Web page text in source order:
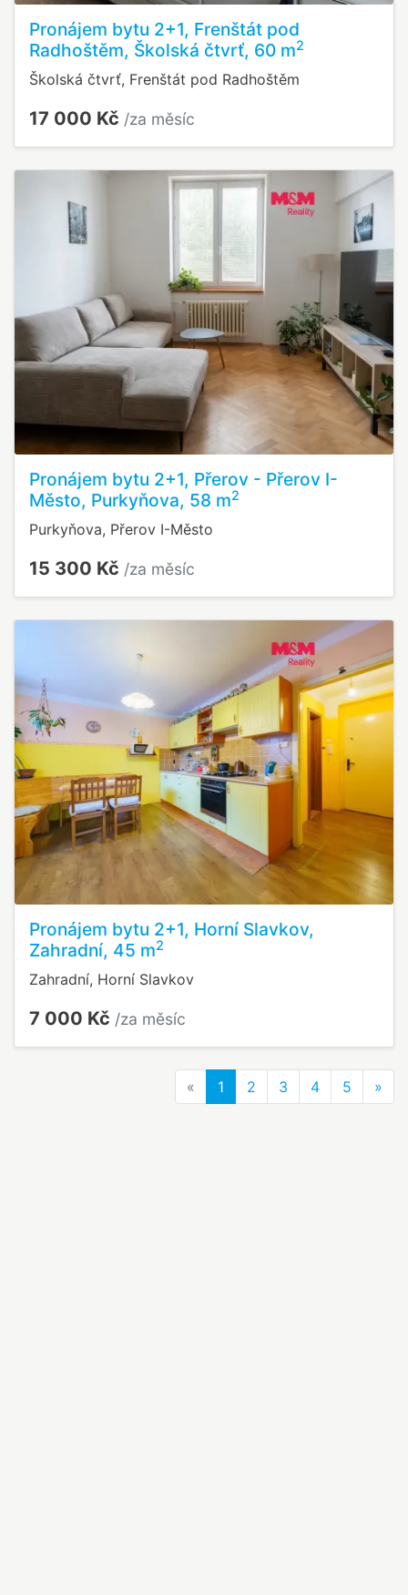
Pronájem bytu 2+1, Frenštát pod
Radhoštěm, Školská čtvrť, 60 m2
Školská čtvrť, Frenštát pod Radhoštěm
17 000 Kč /za měsíc
Pronájem bytu 2+1, Přerov - Přerov I-
Město, Purkyňova, 58 m2
Purkyňova, Přerov I-Město
15 300 Kč /za měsíc
Pronájem bytu 2+1, Horní Slavkov,
Zahradní, 45 m2
Zahradní, Horní Slavkov
7 000 Kč /za měsíc
« Previous
1 2 3 4 5 »